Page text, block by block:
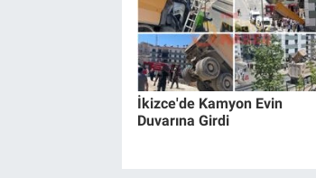
İkizce'de Kamyon Evin
Duvarına Girdi